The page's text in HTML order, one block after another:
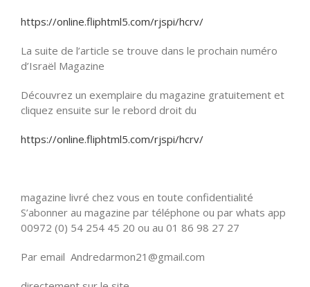
https://online.fliphtml5.com/rjspi/hcrv/
La suite de l’article se trouve dans le prochain numéro
d’Israël Magazine
Découvrez un exemplaire du magazine gratuitement et
cliquez ensuite sur le rebord droit du
https://online.fliphtml5.com/rjspi/hcrv/
magazine livré chez vous en toute confidentialité
S’abonner au magazine par téléphone ou par whats app
00972 (0) 54 254 45 20 ou au 01 86 98 27 27
Par email Andredarmon21@gmail.com